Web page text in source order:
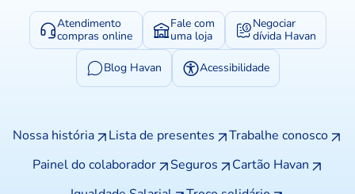
Atendimento
compras online
Fale com
uma loja
Negociar
dívida Havan
Blog Havan Acessibilidade
Nossa história Lista de presentes
Trabalhe conosco
Painel do colaborador
Seguros
Cartão Havan